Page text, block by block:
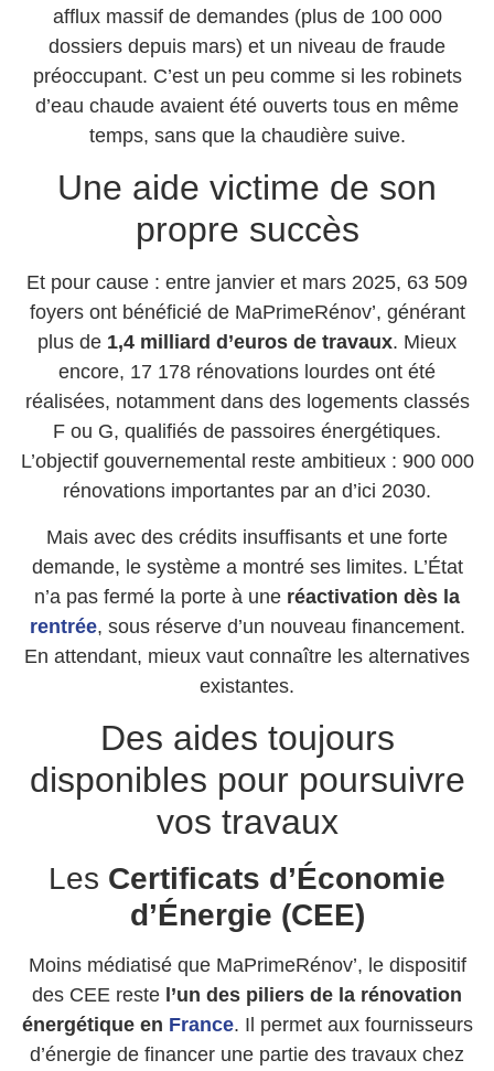
afflux massif de demandes (plus de 100 000
dossiers depuis mars) et un niveau de fraude
préoccupant. C’est un peu comme si les robinets
d’eau chaude avaient été ouverts tous en même
temps, sans que la chaudière suive.
Une aide victime de son
propre succès
Et pour cause : entre janvier et mars 2025, 63 509
foyers ont bénéficié de MaPrimeRénov’, générant
plus de 1,4 milliard d’euros de travaux. Mieux
encore, 17 178 rénovations lourdes ont été
réalisées, notamment dans des logements classés
F ou G, qualifiés de passoires énergétiques.
L’objectif gouvernemental reste ambitieux : 900 000
rénovations importantes par an d’ici 2030.
Mais avec des crédits insuffisants et une forte
demande, le système a montré ses limites. L’État
n’a pas fermé la porte à une réactivation dès la
rentrée, sous réserve d’un nouveau financement.
En attendant, mieux vaut connaître les alternatives
existantes.
Des aides toujours
disponibles pour poursuivre
vos travaux
Les Certificats d’Économie
d’Énergie (CEE)
Moins médiatisé que MaPrimeRénov’, le dispositif
des CEE reste l’un des piliers de la rénovation
énergétique en France. Il permet aux fournisseurs
d’énergie de financer une partie des travaux chez